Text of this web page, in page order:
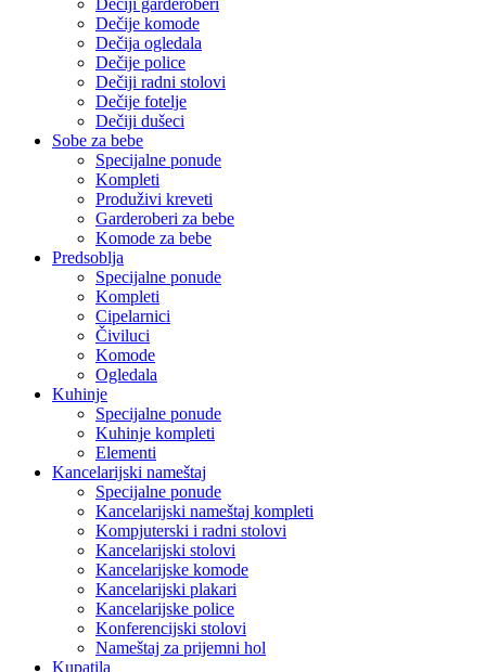
Dečiji garderoberi
Dečije komode
Dečija ogledala
Dečije police
Dečiji radni stolovi
Dečije fotelje
Dečiji dušeci
Sobe za bebe
Specijalne ponude
Kompleti
Produživi kreveti
Garderoberi za bebe
Komode za bebe
Predsoblja
Specijalne ponude
Kompleti
Cipelarnici
Čiviluci
Komode
Ogledala
Kuhinje
Specijalne ponude
Kuhinje kompleti
Elementi
Kancelarijski nameštaj
Specijalne ponude
Kancelarijski nameštaj kompleti
Kompjuterski i radni stolovi
Kancelarijski stolovi
Kancelarijske komode
Kancelarijski plakari
Kancelarijske police
Konferencijski stolovi
Nameštaj za prijemni hol
Kupatila